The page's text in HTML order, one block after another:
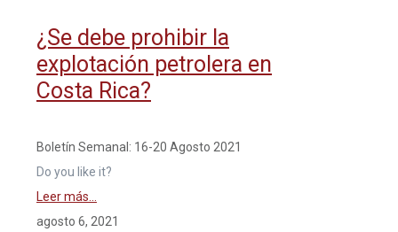
¿Se debe prohibir la
explotación petrolera en
Costa Rica?
Boletín Semanal: 16-20 Agosto 2021
Do you like it?
Leer más...
agosto 6, 2021